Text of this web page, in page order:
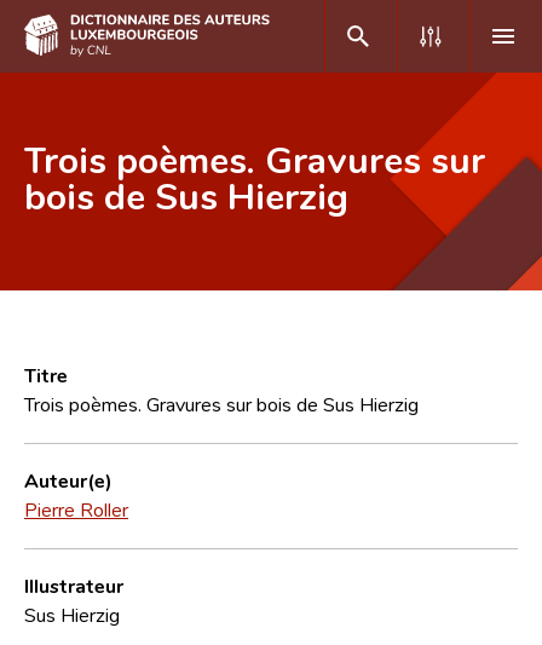
DE
Foire aux questions
CNL
Équipe scientifique
Contact
Trois poèmes. Gravures sur
bois de Sus Hierzig
Titre
Trois poèmes. Gravures sur bois de Sus Hierzig
Auteur(e)
Pierre Roller
Illustrateur
Sus Hierzig